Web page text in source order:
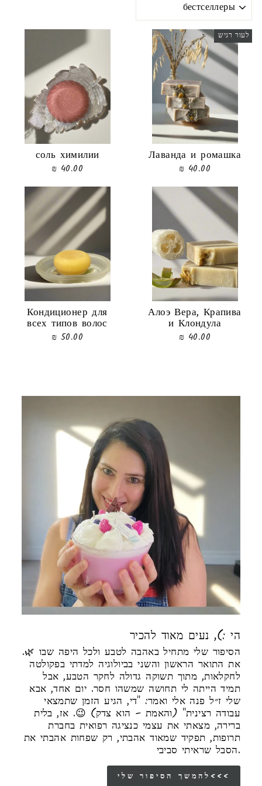
ПО
לעור רגיש
Лаванда и ромашка
40.00 ₪
соль химилии
40.00 ₪
Алоэ Вера, Крапива
и Клондула
40.00 ₪
Кондиционер для
всех типов волос
50.00 ₪
הי :), נעים מאוד להכיר
הסיפור שלי מתחיל באהבה לטבע ולכל היפה שבו 🌿.
את התואר הראשון והשני בביולוגיה למדתי בפקולטה
לחקלאות, מתוך תשוקה גדולה לחקר הטבע, אבל
תמיד הייתה לי תחושה שמשהו חסר. יום אחד, אבא
שלי ז״ל פנה אלי ואמר: "די, הגיע הזמן שתמצאי
עבודה רצינית" (והאמת – הוא צדק) 😉. אז, בלית
ברירה, מצאתי את עצמי כנציגה רפואית בחברת
תרופות, תפקיד שמאוד אהבתי, רק שפחות אהבתי את
הסבל שראיתי סביבי.
להמשך הסיפור שלי<<<